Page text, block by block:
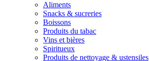
Aliments
Snacks & sucreries
Boissons
Produits du tabac
Vins et bières
Spiritueux
Produits de nettoyage & ustensiles